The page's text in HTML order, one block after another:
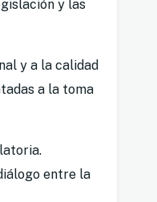
y las
y a la calidad
a la toma
entre la